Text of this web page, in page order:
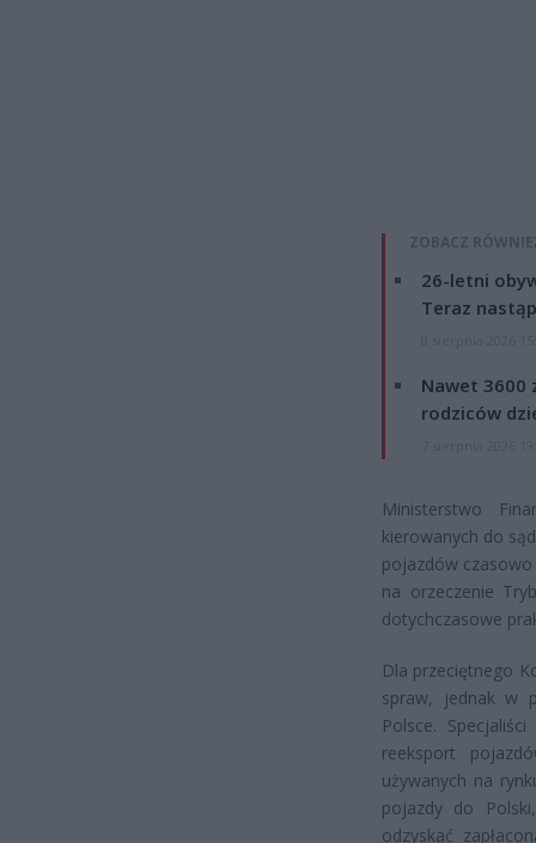
ZOBACZ
26-letni
Teraz
Nawet 3600
rodziców
Ministerstwo
kierowanych do
pojazdów
na orzeczenie
dotychczasowe
Dla przeciętnego
spraw, jednak w
Polsce.
reeksport
używanych na
pojazdy do
odzyskać